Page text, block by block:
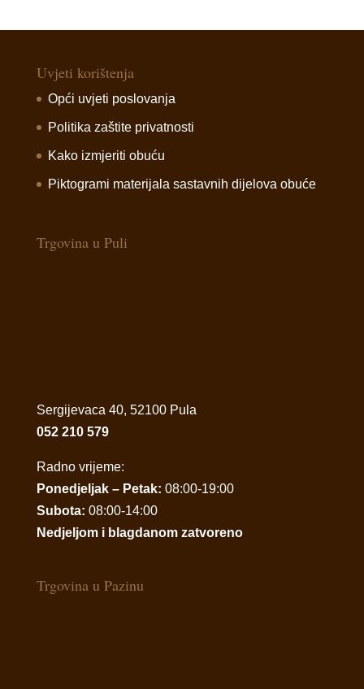
Uvjeti korištenja
Opći uvjeti poslovanja
Politika zaštite privatnosti
Kako izmjeriti obuću
Piktogrami materijala sastavnih dijelova obuće
Trgovina u Puli
Sergijevaca 40, 52100 Pula
052 210 579
Radno vrijeme:
Ponedjeljak – Petak: 08:00-19:00
Subota: 08:00-14:00
Nedjeljom i blagdanom zatvoreno
Trgovina u Pazinu